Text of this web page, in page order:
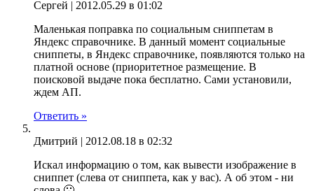
Сергей | 2012.05.29 в 01:02
Маленькая поправка по социальным сниппетам в
Яндекс справочнике. В данный момент социальные
сниппеты, в Яндекс справочнике, появляются только на
платной основе (приоритетное размещение. В
поисковой выдаче пока бесплатно. Сами установили,
ждем АП.
Ответить »
Дмитрий | 2012.08.18 в 02:32
Искал информацию о том, как вывести изображение в
сниппет (слева от сниппета, как у вас). А об этом - ни